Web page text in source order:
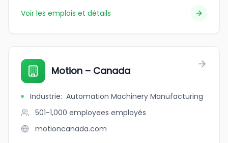
Voir les emplois et détails
Motion – Canada
Industrie: Automation Machinery Manufacturing
501-1,000 employees employés
motioncanada.com